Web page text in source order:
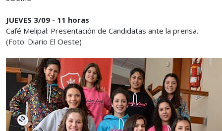
JUEVES 3/09 - 11 horas
Café Melipal: Presentación de Candidatas ante la prensa.
(Foto: Diario El Oeste)